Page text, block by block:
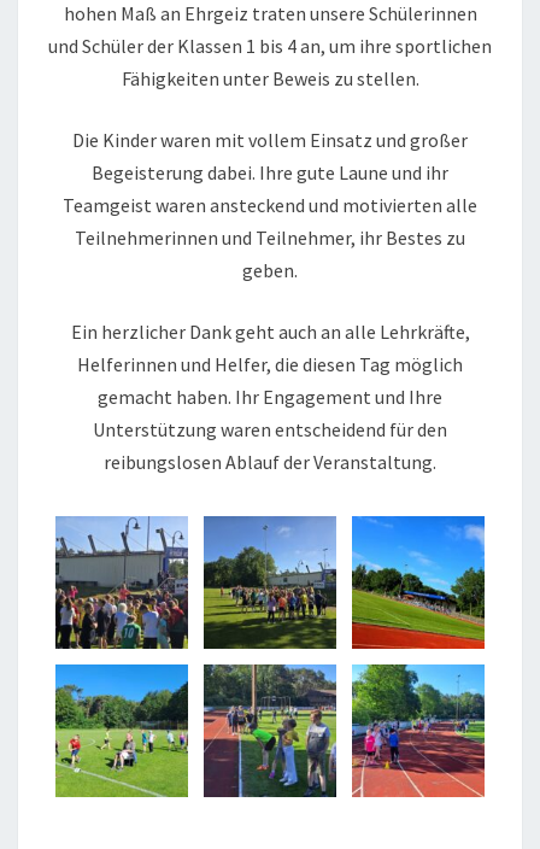
hohen Maß an Ehrgeiz traten unsere Schülerinnen
und Schüler der Klassen 1 bis 4 an, um ihre sportlichen
Fähigkeiten unter Beweis zu stellen.
Die Kinder waren mit vollem Einsatz und großer
Begeisterung dabei. Ihre gute Laune und ihr
Teamgeist waren ansteckend und motivierten alle
Teilnehmerinnen und Teilnehmer, ihr Bestes zu
geben.
Ein herzlicher Dank geht auch an alle Lehrkräfte,
Helferinnen und Helfer, die diesen Tag möglich
gemacht haben. Ihr Engagement und Ihre
Unterstützung waren entscheidend für den
reibungslosen Ablauf der Veranstaltung.